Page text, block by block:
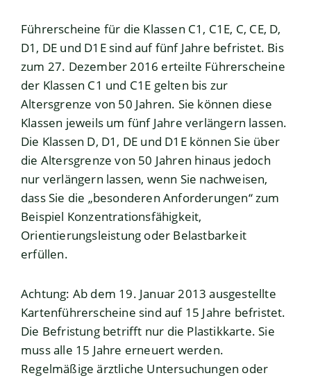
Führerscheine für die Klassen C1, C1E, C, CE, D,
D1, DE und D1E sind auf fünf Jahre befristet. Bis
zum 27. Dezember 2016 erteilte Führerscheine
der Klassen C1 und C1E gelten bis zur
Altersgrenze von 50 Jahren. Sie können diese
Klassen jeweils um fünf Jahre verlängern lassen.
Die Klassen D, D1, DE und D1E können Sie über
die Altersgrenze von 50 Jahren hinaus jedoch
nur verlängern lassen, wenn Sie nachweisen,
dass Sie die „besonderen Anforderungen“ zum
Beispiel Konzentrationsfähigkeit,
Orientierungsleistung oder Belastbarkeit
erfüllen.
Achtung: Ab dem 19. Januar 2013 ausgestellte
Kartenführerscheine sind auf 15 Jahre befristet.
Die Befristung betrifft nur die Plastikkarte. Sie
muss alle 15 Jahre erneuert werden.
Regelmäßige ärztliche Untersuchungen oder